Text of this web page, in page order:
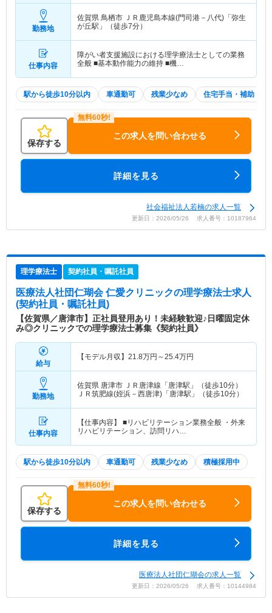
勤務地
佐賀県 鳥栖市 ＪＲ鹿児島本線(門司港－八代)「弥生
が丘駅」（徒歩7分）
仕事内容
障がい者支援施設における理学療法士としての業務
全般 ■基本動作能力の維持 ■機…
駅から徒歩10分以内 車通勤可 残業少なめ 住宅手当・補助
保存する
この求人を問い合わせる
詳細を見る
社会福祉法人若楠の求人一覧
更新日：2026/05/26 求人番号：10187964
理学療法士 契約社員・嘱託社員
医療法人社団仁瑚会 仁愛クリニックの理学療法士求人
(契約社員・嘱託社員)
【佐賀県／唐津市】正社員登用あり！未経験歓迎♪日曜固定休
み◎クリニックでの理学療法士募集《契約社員》
給与
【モデル月収】 21.8万円～25.4万円
勤務地
佐賀県 唐津市 ＪＲ唐津線「唐津駅」（徒歩10分）
ＪＲ筑肥線(姪浜－西唐津)「唐津駅」（徒歩10分）
仕事内容
【仕事内容】 ■リハビリテーション業務全般 ・外来
リハビリテーション、訪問リハ…
駅から徒歩10分以内 車通勤可 残業少なめ 積極採用中
保存する
この求人を問い合わせる
詳細を見る
医療法人社団仁瑚会の求人一覧
更新日：2026/05/26 求人番号：10144984